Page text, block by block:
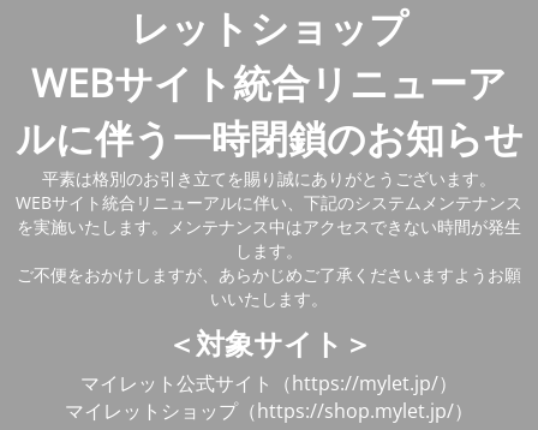
レットショップ
WEBサイト統合リニューア
ルに伴う一時閉鎖のお知らせ
平素は格別のお引き立てを賜り誠にありがとうございます。
WEBサイト統合リニューアルに伴い、下記のシステムメンテナンス
を実施いたします。メンテナンス中はアクセスできない時間が発生
します。
ご不便をおかけしますが、あらかじめご了承くださいますようお願
いいたします。
＜対象サイト＞
マイレット公式サイト（https://mylet.jp/）
マイレットショップ（https://shop.mylet.jp/）